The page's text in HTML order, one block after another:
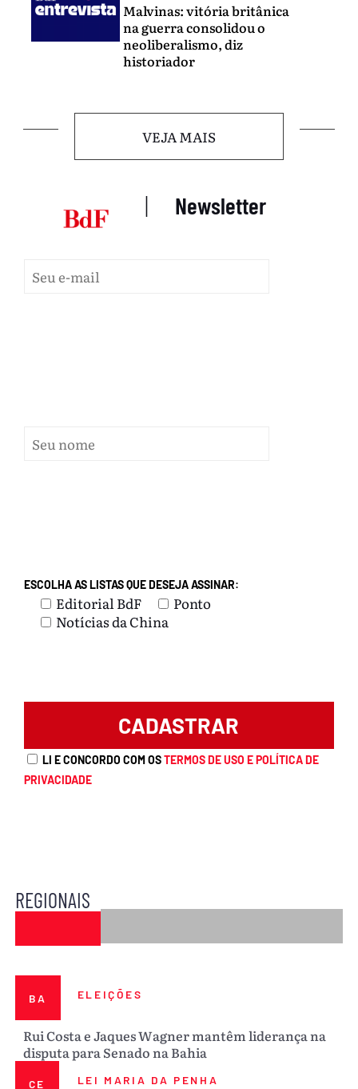
Malvinas: vitória britânica
na guerra consolidou o
neoliberalismo, diz
historiador
VEJA MAIS
| Newsletter
ESCOLHA AS LISTAS QUE DESEJA ASSINAR:
Editorial BdF
Ponto
Notícias da China
LI E CONCORDO COM OSTERMOS DE USO E POLÍTICA DE
PRIVACIDADE
REGIONAIS
BA ELEIÇÕES
Rui Costa e Jaques Wagner mantêm liderança na
disputa para Senado na Bahia
CE LEI MARIA DA PENHA